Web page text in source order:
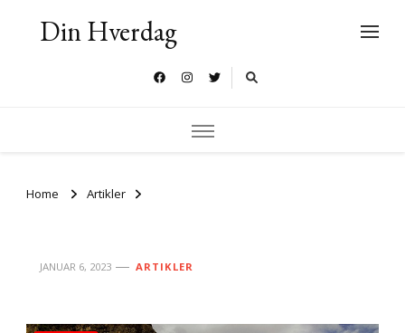
Din Hverdag
Home Artikler
JANUAR 6, 2023 ARTIKLER